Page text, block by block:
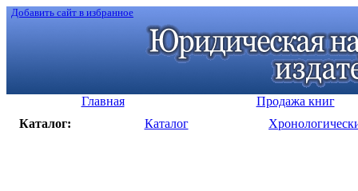
Добавить сайт в избранное
Главная
Продажа книг
Каталог:
Каталог